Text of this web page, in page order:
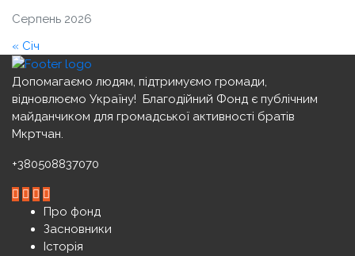
Серпень 2026
« Січ
Допомагаємо людям, підтримуємо громади,
відновлюємо Україну! ️ Благодійний Фонд є публічним
майданчиком для громадської активності братів
Мкртчан.
+380508837070
Про фонд
Засновники
Історія